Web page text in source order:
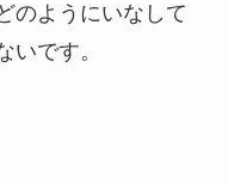
のようにいなして
いです。